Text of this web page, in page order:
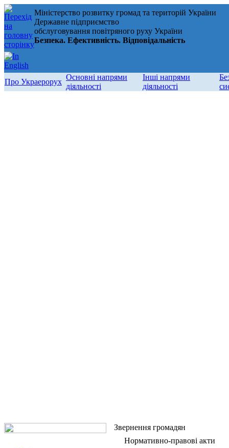
Міністерство розвитку громад та територій України
Державне підприємство
обслуговування повітряного руху України
Безпека. Ефективність. Відповідальність
Про Украерорух
Основні напрями
діяльності
Інші напрями
діяльності
Звернення громадян
Нормативно-правові акти